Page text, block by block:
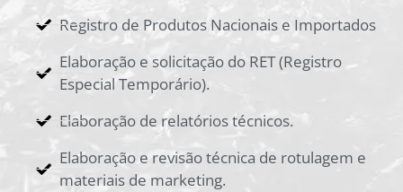
Registro de Produtos Nacionais e Importados
Elaboração e solicitação do RET (Registro
Especial Temporário).
Elaboração de relatórios técnicos.
Elaboração e revisão técnica de rotulagem e
materiais de marketing.